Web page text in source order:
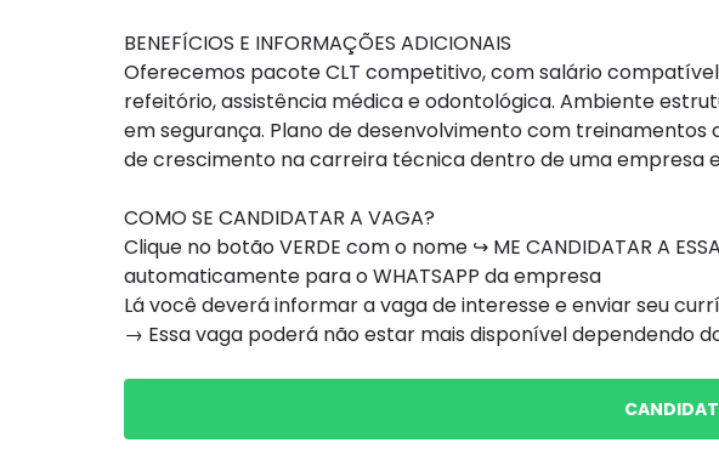
BENEFÍCIOS E INFORMAÇÕES ADICIONAIS
Oferecemos pacote CLT competitivo, com salário
refeitório, assistência médica e odontológica. Ambiente
em segurança. Plano de desenvolvimento com
de crescimento na carreira técnica dentro de uma empresa
COMO SE CANDIDATAR A VAGA?
Clique no botão VERDE com o nome ↪ ME CANDIDATAR A
automaticamente para o WHATSAPP da empresa
Lá você deverá informar a vaga de interesse e enviar seu
→ Essa vaga poderá não estar mais disponível dependendo